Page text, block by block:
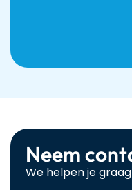
Neem
We helpen je